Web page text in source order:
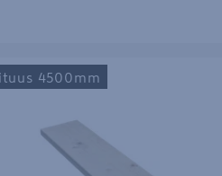
PROF 20x120x4500 pohjamaalattu
4 sivua
4500mm